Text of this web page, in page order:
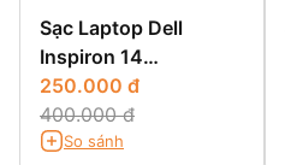
Sạc Laptop Dell
Inspiron 14
3451,3451,14 3000
3451,14-3451
250.000 đ
400.000 đ
So sánh